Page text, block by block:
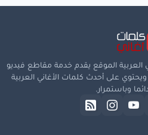
العربية الموقع يقدم خدمة مقاطع فيديو
على أحدث كلمات الأغاني العربية
وباستمرار.